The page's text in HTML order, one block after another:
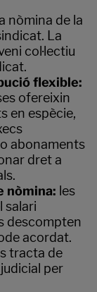
nòmina de la
La
col·lectiu
flexible:
ofereixin
en espècie,
abonaments
dret a
nòmina: les
salari
descompten
acordat.
tracta de
per